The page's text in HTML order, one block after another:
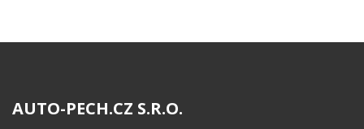
AUTO-PECH.CZ S.R.O.